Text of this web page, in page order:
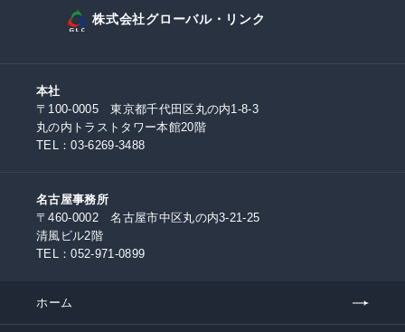
株式会社グローバル・リンク
本社
〒100-0005 東京都千代田区丸の内1-8-3
丸の内トラストタワー本館20階
TEL：03-6269-3488
名古屋事務所
〒460-0002 名古屋市中区丸の内3-21-25
清風ビル2階
TEL：052-971-0899
ホーム